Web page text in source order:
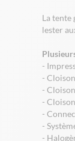
La tente
lester
-
-
-
-
-
-
-